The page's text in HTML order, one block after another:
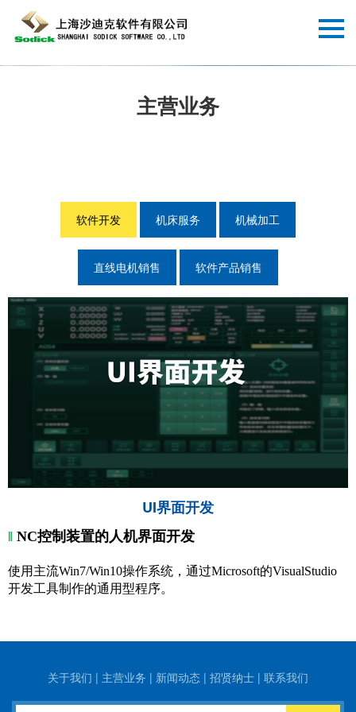
主营业务
软件开发 机床服务 机械加工
直线电机销售 软件产品销售
UI界面开发
‖ NC控制装置的人机界面开发
使用主流Win7/Win10操作系统，通过Microsoft的VisualStudio
开发工具制作的通用型程序。
关于我们 | 主营业务 | 新闻动态 | 招贤纳士 | 联系我们